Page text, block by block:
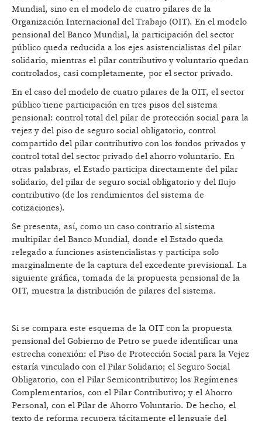
Mundial, sino en el modelo de cuatro pilares de la
Organización Internacional del Trabajo (OIT). En el modelo
pensional del Banco Mundial, la participación del sector
público queda reducida a los ejes asistencialistas del pilar
solidario, mientras el pilar contributivo y voluntario quedan
controlados, casi completamente, por el sector privado.
En el caso del modelo de cuatro pilares de la OIT, el sector
público tiene participación en tres pisos del sistema
pensional: control total del pilar de protección social para la
vejez y del piso de seguro social obligatorio, control
compartido del pilar contributivo con los fondos privados y
control total del sector privado del ahorro voluntario. En
otras palabras, el Estado participa directamente del pilar
solidario, del pilar de seguro social obligatorio y del flujo
contributivo (de los rendimientos del sistema de
cotizaciones).
Se presenta, así, como un caso contrario al sistema
multipilar del Banco Mundial, donde el Estado queda
relegado a funciones asistencialistas y participa solo
marginalmente de la captura del excedente previsional. La
siguiente gráfica, tomada de la propuesta pensional de la
OIT, muestra la distribución de pilares del sistema.
Si se compara este esquema de la OIT con la propuesta
pensional del Gobierno de Petro se puede identificar una
estrecha conexión: el Piso de Protección Social para la Vejez
estaría vinculado con el Pilar Solidario; el Seguro Social
Obligatorio, con el Pilar Semicontributivo; los Regímenes
Complementarios, con el Pilar Contributivo; y el Ahorro
Personal, con el Pilar de Ahorro Voluntario. De hecho, el
texto de reforma recupera tácitamente el lenguaje del